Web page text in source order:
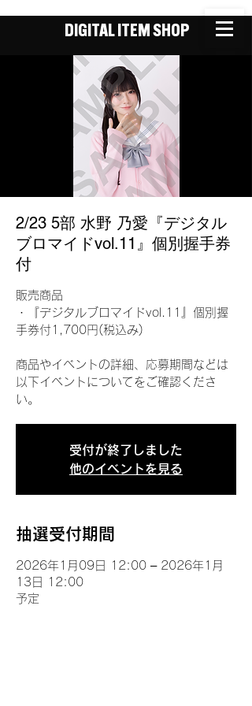
DIGITAL ITEM SHOP
2/23 5部 水野 乃愛『デジタル
ブロマイドvol.11』個別握手券
付
販売商品
・『デジタルブロマイドvol.11』個別握
手券付1,700円(税込み)
商品やイベントの詳細、応募期間などは
以下イベントについてをご確認くださ
い。
受付が終了しました
他のイベントを見る
抽選受付期間
2026年1月09日 12:00 – 2026年1月
13日 12:00
予定